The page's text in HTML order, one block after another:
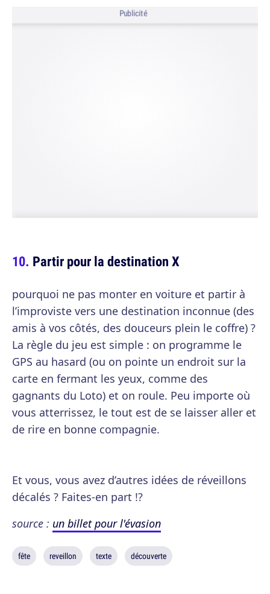
Publicité
Partir pour la destination X
pourquoi ne pas monter en voiture et partir à
l’improviste vers une destination inconnue (des
amis à vos côtés, des douceurs plein le coffre) ?
La règle du jeu est simple : on programme le
GPS au hasard (ou on pointe un endroit sur la
carte en fermant les yeux, comme des
gagnants du Loto) et on roule. Peu importe où
vous atterrissez, le tout est de se laisser aller et
de rire en bonne compagnie.
Et vous, vous avez d’autres idées de réveillons
décalés ? Faites-en part !?
source : un billet pour l'évasion
fête reveillon texte découverte